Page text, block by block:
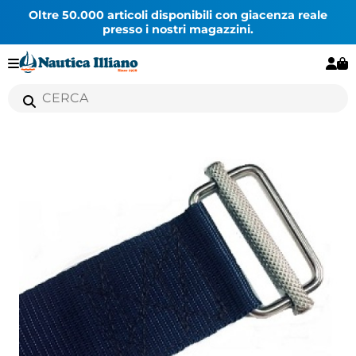
Oltre 50.000 articoli disponibili con giacenza reale
presso i nostri magazzini.